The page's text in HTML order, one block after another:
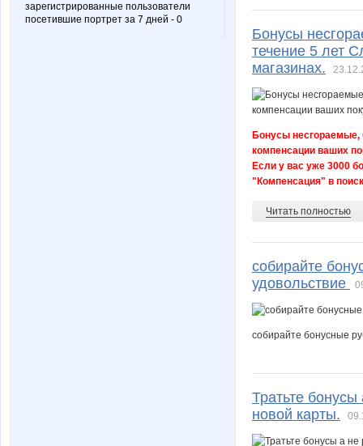
зарегистрированные пользователи
посетившие портрет за 7 дней - 0
Бонусы
течение 5 лет
магазинах.
Бонусы несгораемые,
компенсации ваших
Если у вас уже 3000
"Компенсация" в
Читать полностью
собирайте
удовольствие
собирайте бонусные
Тратьте
новой карты.